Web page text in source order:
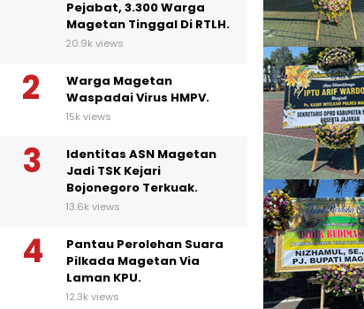
Pejabat, 3.300 Warga
Magetan Tinggal Di RTLH.
20.9k views
Warga Magetan
Waspadai Virus HMPV.
15k views
Identitas ASN Magetan
Jadi TSK Kejari
Bojonegoro Terkuak.
13.6k views
Pantau Perolehan Suara
Pilkada Magetan Via
Laman KPU.
12.3k views